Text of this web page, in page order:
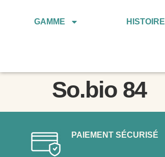
GAMME HISTOIRE
So.bio 84
PAIEMENT SÉCURISÉ